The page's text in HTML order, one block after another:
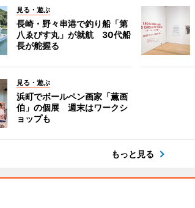
見る・遊ぶ
長崎・野々串港で釣り船「第
八ゑびす丸」が就航 30代船
長が舵握る
見る・遊ぶ
浜町でボールペン画家「薫画
伯」の個展 週末はワークシ
ョップも
もっと見る